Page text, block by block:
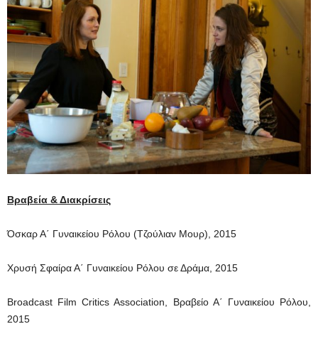
Βραβεία & Διακρίσεις
Όσκαρ Α΄ Γυναικείου Ρόλου (Τζούλιαν Μουρ), 2015
Χρυσή Σφαίρα Α΄ Γυναικείου Ρόλου σε Δράμα, 2015
Broadcast Film Critics Association, Βραβείο Α΄ Γυναικείου Ρόλου,
2015